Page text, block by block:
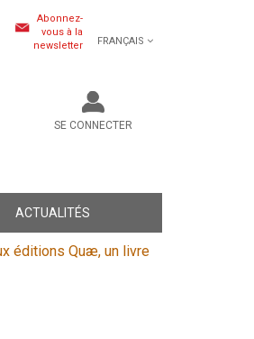
Abonnez-
vous à la
newsletter
FRANÇAIS
SE CONNECTER
ACTUALITÉS
éditions Quæ, un livre